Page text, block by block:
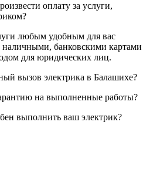
оплату за услуги,
любым удобным для вас
банковскими картами
для юридических лиц.
вызов электрика в Балашихе?
на выполненные работы?
выполнить ваш электрик?